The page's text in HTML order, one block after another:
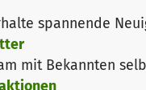
durch Spenden.
Höhe von ca.
für einen
spannende
mit Bekannten